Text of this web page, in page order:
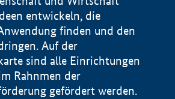
entwickeln, die
finden und den
Auf der
sind alle Einrichtungen
Rahnmen der
gefördert werden.